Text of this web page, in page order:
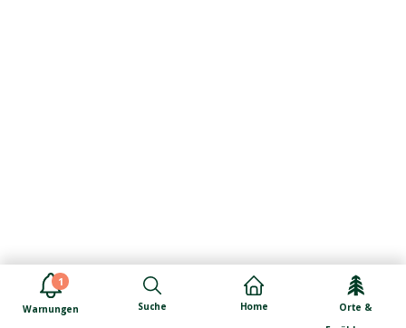
1
Warnungen Suche Home
Orte &